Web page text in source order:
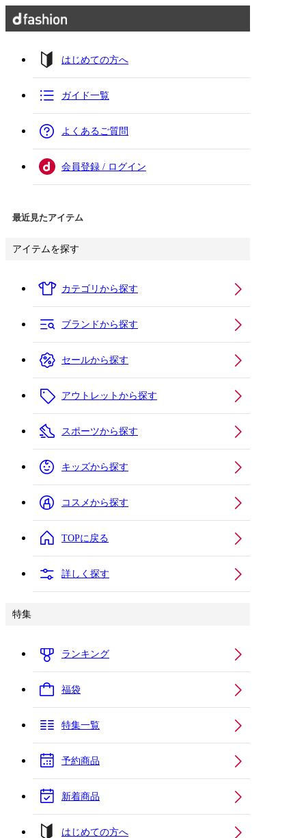
はじめての方へ
ガイド一覧
よくあるご質問
会員登録 / ログイン
最近見たアイテム
アイテムを探す
カテゴリから探す
ブランドから探す
セールから探す
アウトレットから探す
スポーツから探す
キッズから探す
コスメから探す
TOPに戻る
詳しく探す
特集
ランキング
福袋
特集一覧
予約商品
新着商品
はじめての方へ